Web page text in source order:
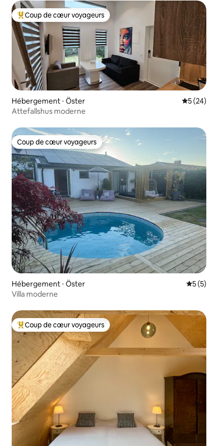
Coups de cœur voyageurs les plus appréciés
Coup de cœur voyageurs
Hébergement ⋅ Öster
5 (24)
Attefallshus moderne
Coup de cœur voyageurs
Coup de cœur voyageurs
Hébergement ⋅ Öster
5 (5)
Villa moderne
Coups de cœur voyageurs les plus appréciés
Coup de cœur voyageurs